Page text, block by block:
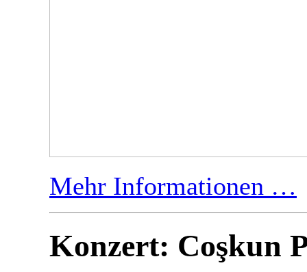
Mehr Informationen …
Konzert: Coşkun